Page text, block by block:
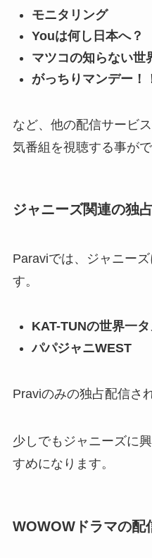
モニタリング
Youは何し日本へ？
マツコの知らない世
がっちりマンデー！
など、他の配信サービ
気番組を視聴する事がで
ジャニーズ関連の独
Paraviでは、ジャニー
す。
KAT-TUNの世界一
パパジャニWEST
Praviのみの独占配信さ
少しでもジャニーズに
すめになります。
WOWOWドラマの配